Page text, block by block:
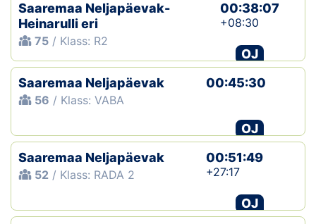
Kalender
Koondised
Tule klubisse!
Tulemused
Dokumendid
Klubid
Suletud maastikud
Saaremaa Neljapäevak-
Heinarulli eri
75 / Klass: R2
00:38:07
+08:30
OJ
Saaremaa Neljapäevak
56 / Klass: VABA
00:45:30
OJ
Saaremaa Neljapäevak
52 / Klass: RADA 2
00:51:49
+27:17
OJ